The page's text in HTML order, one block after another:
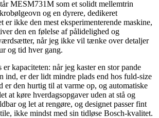
MESM731M som et solidt mellemtrin
og en dyrere, dedikeret
er ikke den mest eksperimenterende maskine,
den en følelse af pålidelighed og
når jeg ikke vil tænke over detaljer
og tid hver gang.
kapaciteten: når jeg kaster en stor pande
ind, er der lidt mindre plads end hos fuld-size
er den hurtig til at varme op, og automatiske
at køre hverdagsopgaver uden at stå og
og let at rengøre, og designet passer fint
ikke mindst med sin tidløse Bosch-kvalitet.